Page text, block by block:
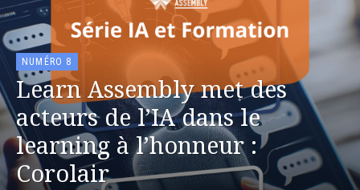
NUMÉRO 8
Learn Assembly met des
acteurs de l’IA dans le
learning à l’honneur :
Corolair